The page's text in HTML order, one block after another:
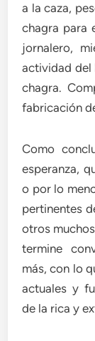
a la caza,
chagra para
jornalero,
actividad del
chagra.
fabricación
Como
esperanza,
o por lo
pertinentes
otros
termine
más, con lo
actuales y
de la rica y